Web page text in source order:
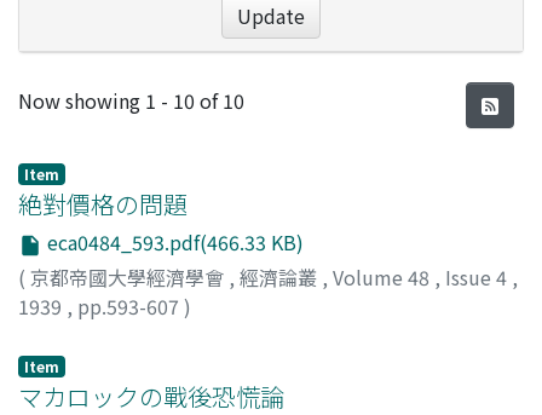
Update
Recent Submissions
Now showing 1 - 10 of 10
Item
絶對價格の問題
eca0484_593.pdf(466.33 KB)
( 京都帝國大學經濟學會 , 經濟論叢 , Volume 48 , Issue 4 ,
1939 , pp.593-607 )
Item
マカロックの戰後恐慌論